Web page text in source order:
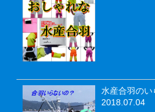
水産合羽の
2018.07.04